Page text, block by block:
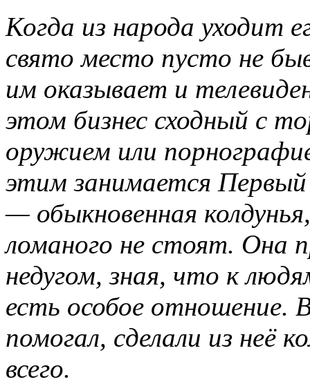
Когда из народа уходит
свято место пусто не
им оказывает и
этом бизнес сходный с
оружием или
этим занимается Первый
— обыкновенная
ломаного не стоят. Она
недугом, зная, что к
есть особое отношение.
помогал, сделали из неё
всего.